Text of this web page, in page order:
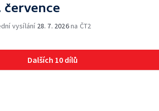
července
vysílání 28. 7. 2026na ČT2
Dalších 10 dílů